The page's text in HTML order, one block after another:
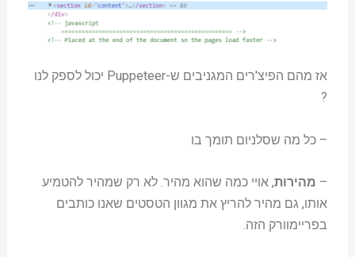
אז מהם הפיצ'רים המגניבים ש-Puppeteer יכול לספק לנו
?
– כל מה שסלניום תומך בו
– מהירות, אויי כמה שהוא מהיר. לא רק שמהיר להטמיע
אותו, גם מהיר להריץ את מגוון הטסטים שאנו כותבים
בפריימוורק הזה.